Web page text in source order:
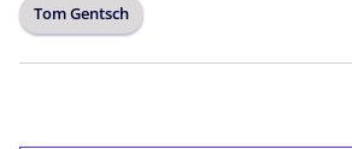
Tom Gentsch